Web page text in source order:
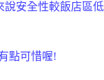
說安全性較飯店區低
點可惜喔!